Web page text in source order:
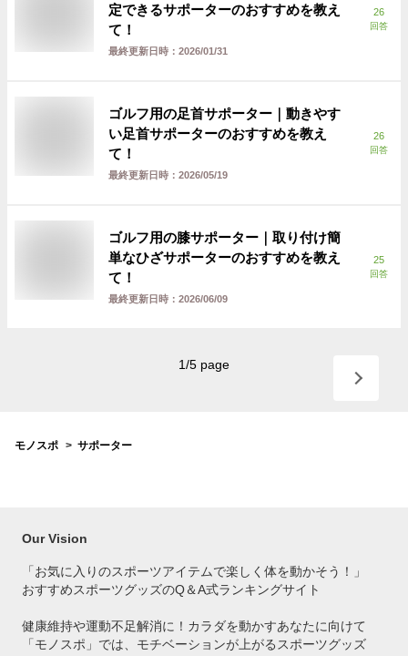
定できるサポーターのおすすめを教え
て！
最終更新日時： 2026/01/31
26
回答
ゴルフ用の足首サポーター｜動きやす
い足首サポーターのおすすめを教え
て！
最終更新日時： 2026/05/19
26
回答
ゴルフ用の膝サポーター｜取り付け簡
単なひざサポーターのおすすめを教え
て！
最終更新日時： 2026/06/09
25
回答
1/5 page
モノスポ サポーター
Our Vision
「お気に入りのスポーツアイテムで楽しく体を動かそう！」
おすすめスポーツグッズのQ＆A式ランキングサイト
健康維持や運動不足解消に！カラダを動かすあなたに向けて
「モノスポ」では、モチベーションが上がるスポーツグッズ